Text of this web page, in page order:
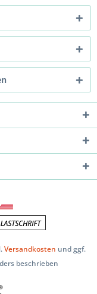
Versandkosten und ggf.
beschrieben